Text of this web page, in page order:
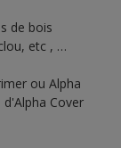
de bois
etc , …
ou Alpha
Cover